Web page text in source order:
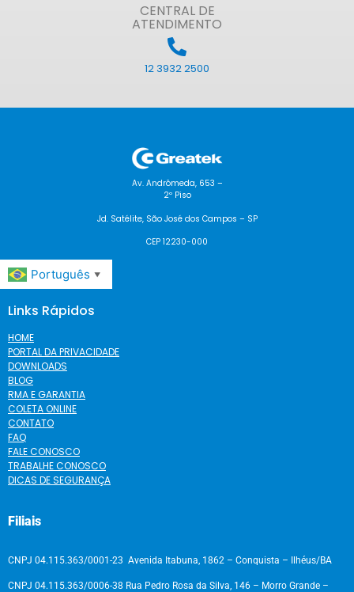
CENTRAL DE
ATENDIMENTO
12 3932 2500
Av. Andrômeda, 653 –
2º Piso
Jd. Satélite, São José dos Campos – SP
CEP 12230-000
Português ▼
Links Rápidos
HOME
PORTAL DA PRIVACIDADE
DOWNLOADS
BLOG
RMA E GARANTIA
COLETA ONLINE
CONTATO
FAQ
FALE CONOSCO
TRABALHE CONOSCO
DICAS DE SEGURANÇA
Filiais
CNPJ 04.115.363/0001-23 Avenida Itabuna, 1862 – Conquista – Ilhéus/BA
CNPJ 04.115.363/0006-38 Rua Pedro Rosa da Silva, 146 – Morro Grande –